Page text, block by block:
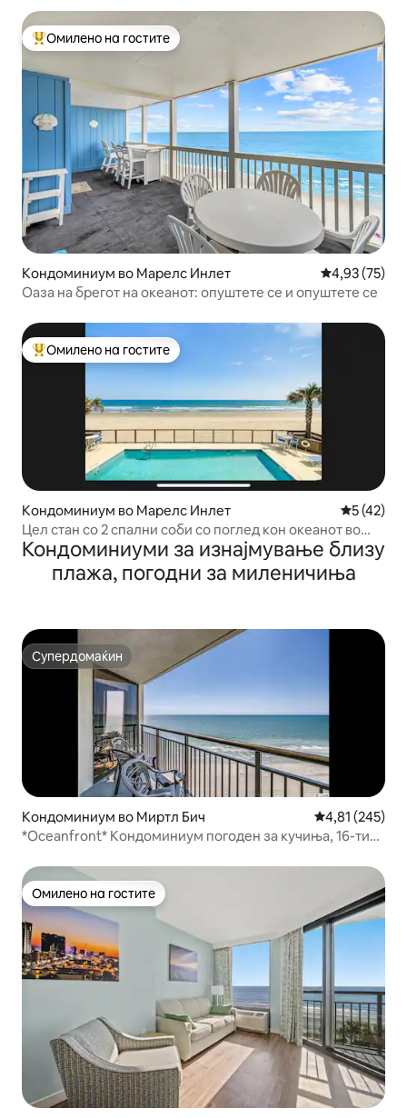
Меѓу најуспешните „Омилени на гостите“
Омилено на гостите
Кондоминиум во Марелс Инлет Просечна
4,93 (75)
Оаза на брегот на океанот: опуштете се и опуштете се
Меѓу најуспешните „Омилени на гостите“
Омилено на гостите
Кондоминиум во Марелс Инлет Просечна
5 (42)
Цел стан со 2 спални соби со поглед кон океанот во
Марелс Инлет, Јужна Каролина
Кондоминиуми за изнајмување близу
плажа, погодни за миленичиња
Супердомаќин
Супердомаќин
Кондоминиум во Миртл Бич Просечна
4,81 (245)
*Oceanfront* Кондоминиум погоден за кучиња, 16-ти
Омилено на гостите
Омилено на гостите